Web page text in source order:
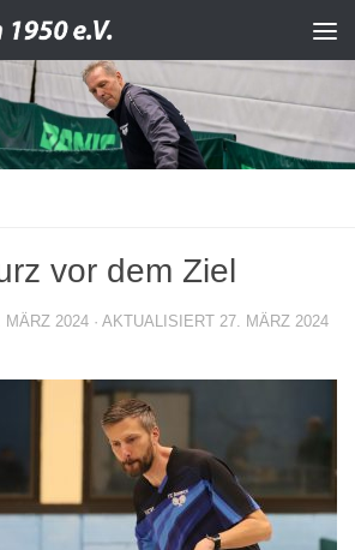
vor dem Ziel
MÄRZ 2024 · AKTUALISIERT 27. MÄRZ 2024